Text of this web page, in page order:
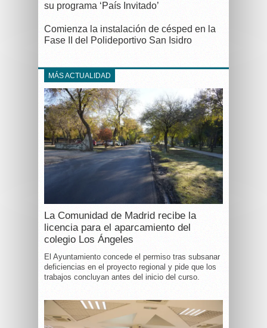
su programa ‘País Invitado’
Comienza la instalación de césped en la
Fase II del Polideportivo San Isidro
MÁS ACTUALIDAD
La Comunidad de Madrid recibe la
licencia para el aparcamiento del
colegio Los Ángeles
El Ayuntamiento concede el permiso tras subsanar
deficiencias en el proyecto regional y pide que los
trabajos concluyan antes del inicio del curso.